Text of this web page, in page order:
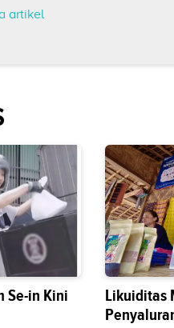
artikel
Se-in Kini
Likuiditas